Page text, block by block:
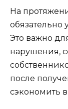
На
обязательно
Это важно
нарушения,
после
сэкономить